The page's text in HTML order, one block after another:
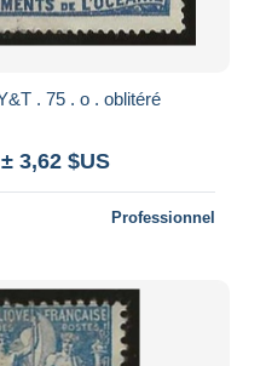
Océanie . Y&T . 75 . o . oblitéré
± 3,62 $US
Professionnel